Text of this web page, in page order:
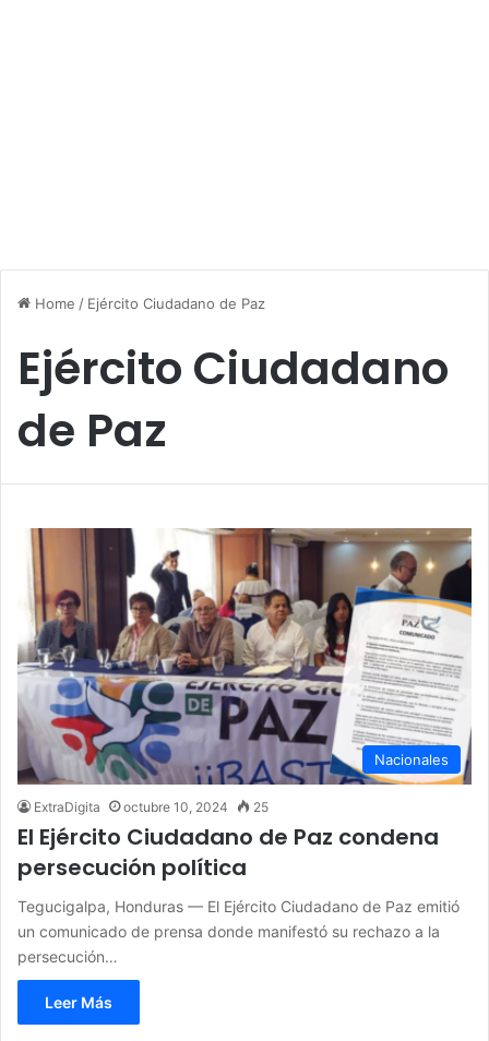
Home / Ejército Ciudadano de Paz
Ejército Ciudadano
de Paz
Nacionales
ExtraDigita octubre 10, 2024 25
El Ejército Ciudadano de Paz condena
persecución política
Tegucigalpa, Honduras — El Ejército Ciudadano de Paz emitió
un comunicado de prensa donde manifestó su rechazo a la
persecución…
Leer Más